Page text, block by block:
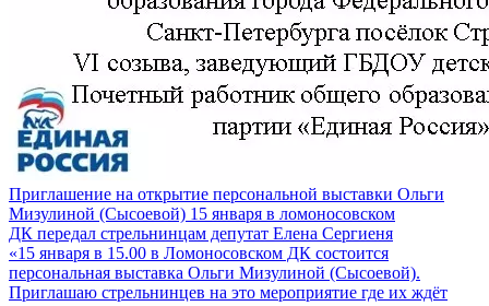
Приглашение на открытие персональной выставки Ольги
Мизулиной (Сысоевой) 15 января в ломоносовском
ДК передал стрельнинцам депутат Елена Сергиеня
«15 января в 15.00 в Ломоносовском ДК состоится
персональная выставка Ольги Мизулиной (Сысоевой).
Приглашаю стрельнинцев на это мероприятие где их ждёт